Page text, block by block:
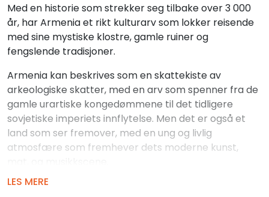
Med en historie som strekker seg tilbake over 3 000
år, har Armenia et rikt kulturarv som lokker reisende
med sine mystiske klostre, gamle ruiner og
fengslende tradisjoner.
Armenia kan beskrives som en skattekiste av
arkeologiske skatter, med en arv som spenner fra de
gamle urartiske kongedømmene til det tidligere
sovjetiske imperiets innflytelse. Men det er også et
land som ser fremover, med en ung og livlig
atmosfære som fremhever dets moderne kunst,
For naturelskere er Armenia et uoppdaget paradis,
LES MERE